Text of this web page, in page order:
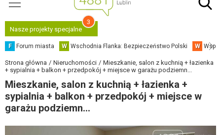
Nasze projekty specjalne
3
F Forum miasta W Wschodnia Flanka: Bezpieczeństwo Polski W
Strona główna Nieruchomości
Mieszkanie, salon z kuchnią + łazienka
+ sypialnia + balkon + przedpokój + miejsce w garażu podziemn...
Mieszkanie, salon z kuchnią + łazienka +
sypialnia + balkon + przedpokój + miejsce w
garażu podziemn...